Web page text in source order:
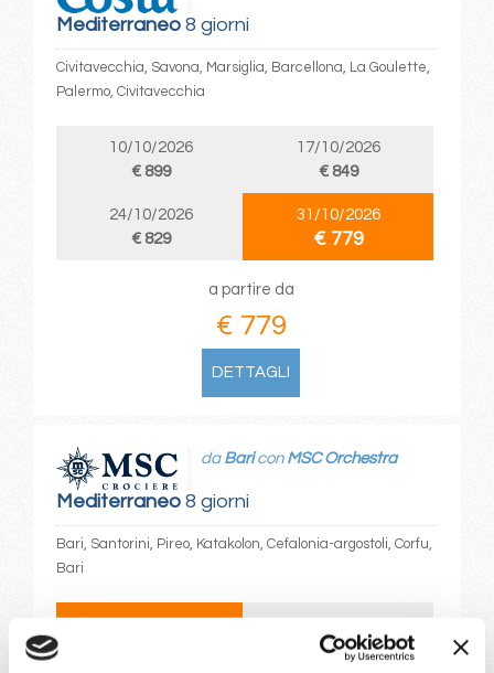
Mediterraneo8 giorni
Civitavecchia, Savona, Marsiglia, Barcellona, La Goulette,
Palermo, Civitavecchia
10/10/2026
€ 899
17/10/2026
€ 849
24/10/2026
€ 829
31/10/2026
€ 779
a partire da
€ 779
DETTAGLI
Mediterraneo8 giorni
da Baricon MSC Orchestra
Bari, Santorini, Pireo, Katakolon, Cefalonia-argostoli, Corfu,
Bari
€ 903